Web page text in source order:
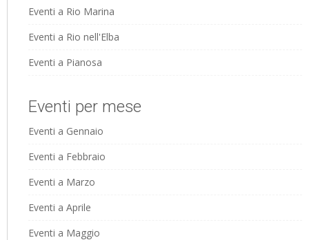
Eventi a Rio Marina
Eventi a Rio nell'Elba
Eventi a Pianosa
Eventi per mese
Eventi a Gennaio
Eventi a Febbraio
Eventi a Marzo
Eventi a Aprile
Eventi a Maggio